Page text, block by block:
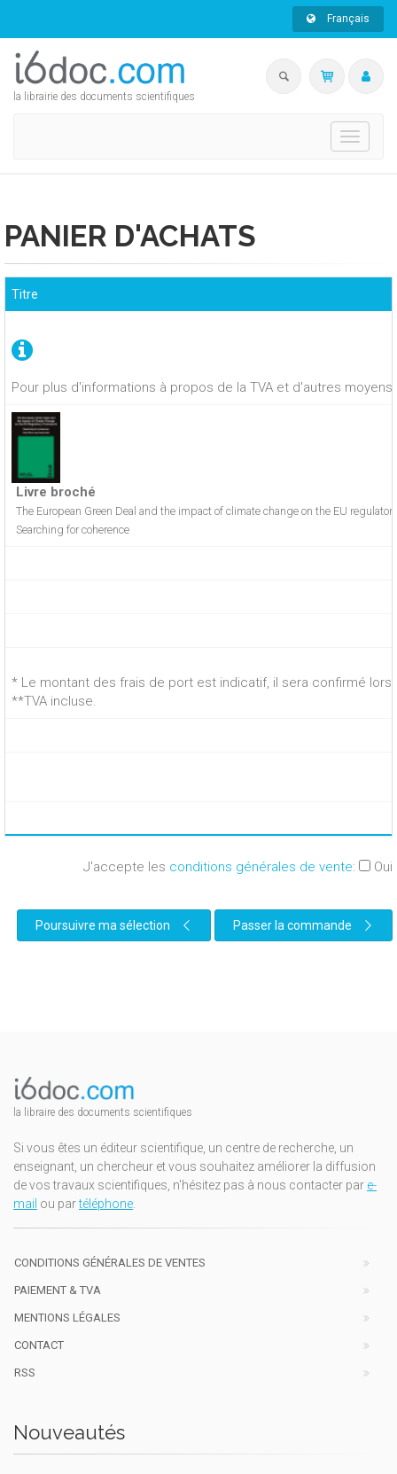
Français
la librairie des documents scientifiques
Toggle
PANIER D'ACHATS
Pour plus d'informations à propos de la TVA et d'autres
Titre
Livre broché
The European Green Deal and the impact of climate change on the EU
Searching for coherence
* Le montant des frais de port est indicatif, il sera confirmé
**TVA incluse.
J'accepte les conditions générales de vente: Oui
Poursuivre ma sélection Passer la commande
la libraire des documents scientifiques
Si vous êtes un éditeur scientifique, un centre de recherche, un
enseignant, un chercheur et vous souhaitez améliorer la diffusion
de vos travaux scientifiques, n'hésitez pas à nous contacter par e-
mail ou partéléphone.
CONDITIONS GÉNÉRALES DE VENTES
PAIEMENT & TVA
MENTIONS LÉGALES
CONTACT
RSS
Nouveautés